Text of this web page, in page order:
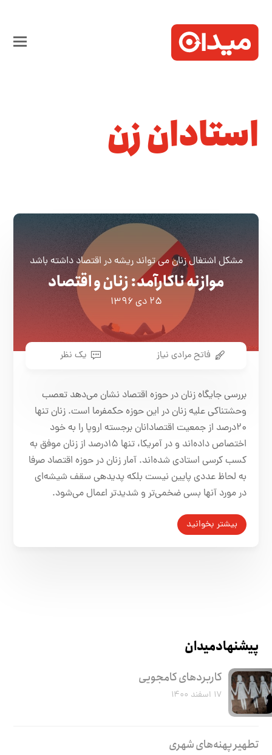
استادان زن
مشکل اشتغال زنان می تواند ریشه در اقتصاد داشته باشد
موازنه ناکارآمد: زنان و اقتصاد
۲۵ دی ۱۳۹۶
فاتح مرادی نیاز یک نظر
بررسی جایگاه زنان در حوزه اقتصاد نشان می‌دهد تعصب
وحشتناکی علیه زنان در این حوزه حکمفرما است. زنان تنها
۲۰درصد از جمعیت اقتصادانان برجسته اروپا را به خود
اختصاص داده‌اند و در آمریکا، تنها ۱۵درصد از زنان موفق به
کسب کرسی استادی شده‌اند. آمار زنان در حوزه اقتصاد صرفا
به لحاظ عددی پایین نیست بلکه پدیده‎ی سقف شیشه‌ای
در مورد آنها بسی ضخمی‌تر و شدیدتر اعمال می‌شود.
بیشتر بخوانید
پیشنهاد میدان
کاربرد‌های کامجویی
۱۷ اسفند ۱۴۰۰
تطهیر پهنه‌های شهری